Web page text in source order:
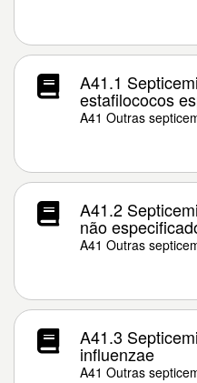
A41.1
estafilococos
A41 Outras
A41.2
não
A41 Outras
A41.3
influenzae
A41 Outras